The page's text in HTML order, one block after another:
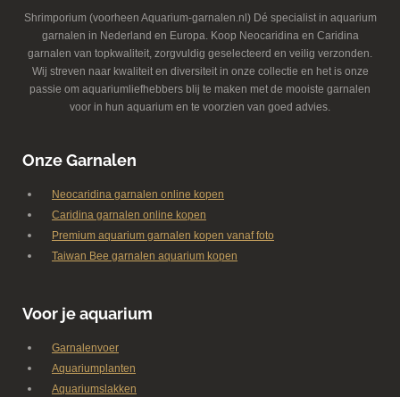
Shrimporium (voorheen Aquarium-garnalen.nl) Dé specialist in aquarium
garnalen in Nederland en Europa. Koop Neocaridina en Caridina
garnalen van topkwaliteit, zorgvuldig geselecteerd en veilig verzonden.
Wij streven naar kwaliteit en diversiteit in onze collectie en het is onze
passie om aquariumliefhebbers blij te maken met de mooiste garnalen
voor in hun aquarium en te voorzien van goed advies.
Onze Garnalen
Neocaridina garnalen online kopen
Caridina garnalen online kopen
Premium aquarium garnalen kopen vanaf foto
Taiwan Bee garnalen aquarium kopen
Voor je aquarium
Garnalenvoer
Aquariumplanten
Aquariumslakken